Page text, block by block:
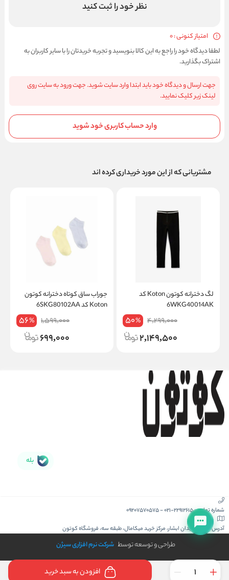
افزودن به سبد خرید
نظر خود را ثبت کنید
امتیاز کنونی : 0
لطفا دیدگاه خود را راجع به این کالا بنویسید و تجربه خریدتان را با سایر کاربران به
اشتراک بگذارید.
جهت ارسال و دیدگاه خود باید ابتدا وارد سایت شوید. جهت ورود به سایت روی
لینک زیر کلیک نمایید.
وارد حساب کاربری خود شوید
مشتریانی که از این مورد خریداری کرده اند
لگ دخترانه کوتون Koton کد
6WKG40014AK
4,299,000
50%
2,149,500
جوراب ساق کوتاه دخترانه کوتون
Koton کد 6SKG80102AA
1,599,000
56%
699,000
بله
شماره تماس :021-22912615
-
09207570575
آدرس :کیش، میدان ابشار، مرکز خرید میکامال، طبقه سه، فروشگاه کوتون
طراحی و توسعه توسط شرکت نرم افزاری سیژن